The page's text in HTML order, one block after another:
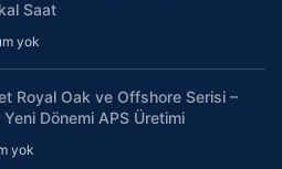
Saat
yok
Royal Oak ve Offshore Serisi –
Dönemi APS Üretimi
yok